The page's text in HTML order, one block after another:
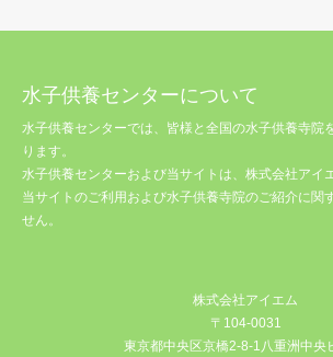
水子供養センターについて
水子供養センターでは、皆様と全国の水子供養寺院
ります。
水子供養センターおよび当サイトは、株式会社アイ
当サイトのご利用および水子供養寺院のご紹介に関
せん。
株式会社アイエム
〒104-0031
東京都中央区京橋2-8-1八重洲中央